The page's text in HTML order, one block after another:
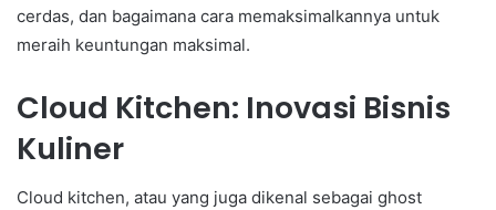
cerdas, dan bagaimana cara memaksimalkannya untuk
meraih keuntungan maksimal.
Cloud Kitchen: Inovasi Bisnis
Kuliner
Cloud kitchen, atau yang juga dikenal sebagai ghost